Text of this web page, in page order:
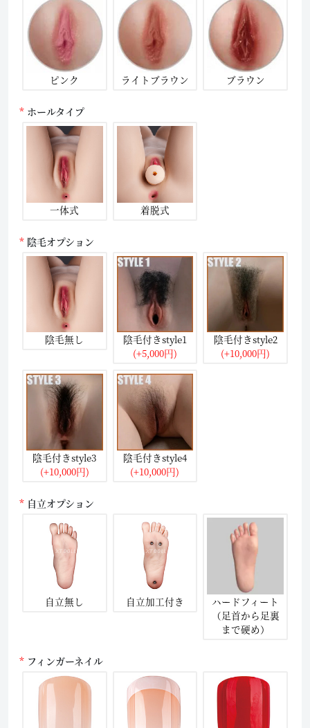
ピンク ライトブラウン ブラウン
ホールタイプ
一体式 着脱式
陰毛オプション
陰毛無し
陰毛付きstyle1
(+5,000円)
陰毛付きstyle2
(+10,000円)
陰毛付きstyle3
(+10,000円)
陰毛付きstyle4
(+10,000円)
自立オプション
自立無し 自立加工付き
ハードフィート
（足首から足裏
まで硬め）
フィンガーネイル